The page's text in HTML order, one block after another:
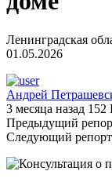
Ленинградская
01.05.2026
Андрей
3 месяца назад 152
Предыдущий
Следующий